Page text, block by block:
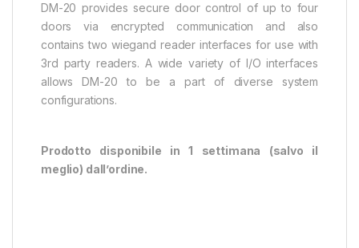
DM-20 provides secure door control of up to four
doors via encrypted communication and also
contains two wiegand reader interfaces for use with
3rd party readers. A wide variety of I/O interfaces
allows DM-20 to be a part of diverse system
configurations.
Prodotto disponibile in 1 settimana (salvo il
meglio) dall’ordine.